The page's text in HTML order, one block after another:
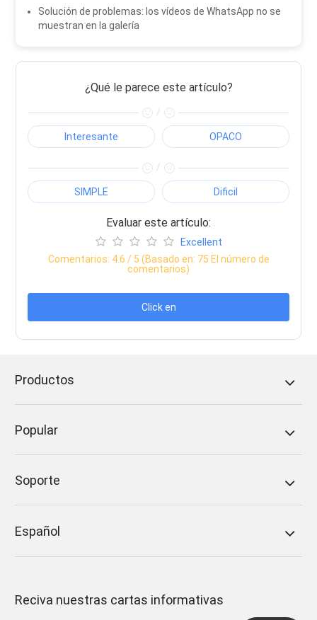
Solución de problemas: los vídeos de WhatsApp no ​​se
muestran en la galería
¿Qué le parece este artículo?
/
Interesante OPACO
/
SIMPLE Dificil
Evaluar este artículo:
Excellent
Comentarios: 4.6 / 5 (Basado en: 75 El número de
comentarios)
Click en
Productos
Popular
Soporte
Español
Reciva nuestras cartas informativas